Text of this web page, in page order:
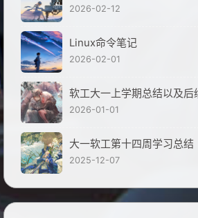
2026-02-12
Linux命令笔记
2026-02-01
软工大一上学期总结以及后
2026-01-01
大一软工第十四周学习总结
2025-12-07